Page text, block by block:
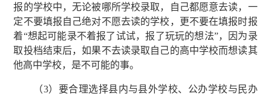
报的学校中，无论被哪所学校录取，自己都愿意去读，一
定不要填报自己绝对不愿去读的学校，更不要在填报时报
着“想起可能录不着报了试试，报了玩玩的想法”，因为录
取投档结束后，如果不去读录取自己的高中学校而想读其
他高中学校，是不可能的事。
（3）要合理选择县内与县外学校、公办学校与民办